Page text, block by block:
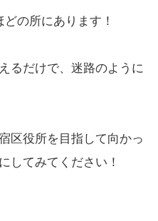
の所にあります！
るだけで、迷路のように
区役所を目指して向かっ
してみてください！